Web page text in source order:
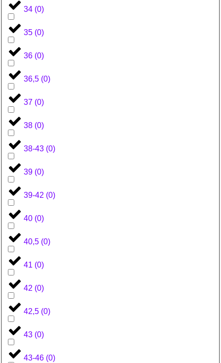
34 (0)
35 (0)
36 (0)
36,5 (0)
37 (0)
38 (0)
38-43 (0)
39 (0)
39-42 (0)
40 (0)
40,5 (0)
41 (0)
42 (0)
42,5 (0)
43 (0)
43-46 (0)